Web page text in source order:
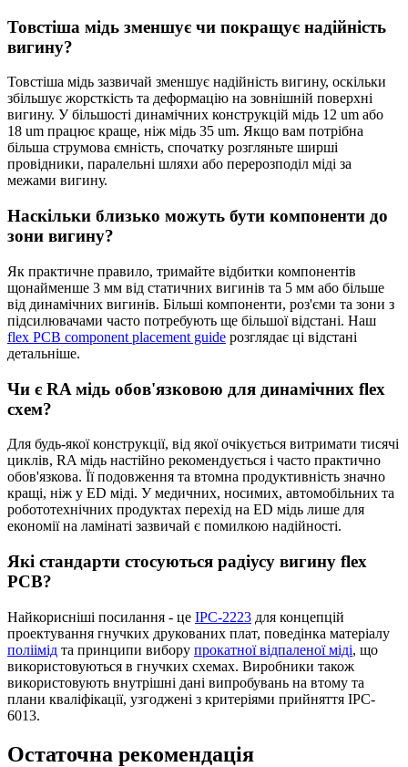
Товстіша мідь зменшує чи покращує надійність
вигину?
Товстіша мідь зазвичай зменшує надійність вигину, оскільки
збільшує жорсткість та деформацію на зовнішній поверхні
вигину. У більшості динамічних конструкцій мідь 12 um або
18 um працює краще, ніж мідь 35 um. Якщо вам потрібна
більша струмова ємність, спочатку розгляньте ширші
провідники, паралельні шляхи або перерозподіл міді за
межами вигину.
Наскільки близько можуть бути компоненти до
зони вигину?
Як практичне правило, тримайте відбитки компонентів
щонайменше 3 мм від статичних вигинів та 5 мм або більше
від динамічних вигинів. Більші компоненти, роз'єми та зони з
підсилювачами часто потребують ще більшої відстані. Наш
flex PCB component placement guide розглядає ці відстані
детальніше.
Чи є RA мідь обов'язковою для динамічних flex
схем?
Для будь-якої конструкції, від якої очікується витримати тисячі
циклів, RA мідь настійно рекомендується і часто практично
обов'язкова. Її подовження та втомна продуктивність значно
кращі, ніж у ED міді. У медичних, носимих, автомобільних та
робототехнічних продуктах перехід на ED мідь лише для
економії на ламінаті зазвичай є помилкою надійності.
Які стандарти стосуються радіусу вигину flex
PCB?
Найкорисніші посилання - це IPC-2223 для концепцій
проектування гнучких друкованих плат, поведінка матеріалу
поліімід та принципи вибору прокатної відпаленої міді, що
використовуються в гнучких схемах. Виробники також
використовують внутрішні дані випробувань на втому та
плани кваліфікації, узгоджені з критеріями прийняття IPC-
6013.
Остаточна рекомендація